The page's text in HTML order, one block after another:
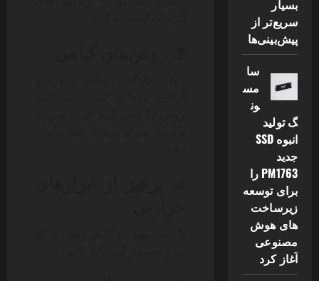
بسیار
سریع‌تر از
پیش‌بینی‌ها
سا
مس
ون
گ تولید
انبوه SSD
جدید
PM1763 را
برای توسعه
زیرساخت
های هوش
مصنوعی
آغاز کرد